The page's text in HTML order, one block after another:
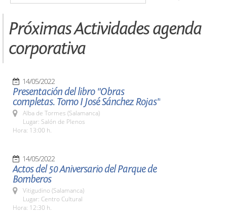
Próximas Actividades agenda
corporativa
14/05/2022
Presentación del libro "Obras
completas. Tomo I José Sánchez Rojas"
Alba de Tormes (Salamanca)
Lugar: Salón de Plenos
Hora: 13:00 h.
14/05/2022
Actos del 50 Aniversario del Parque de
Bomberos
Vitigudino (Salamanca)
Lugar: Centro Cultural
Hora: 12:30 h.